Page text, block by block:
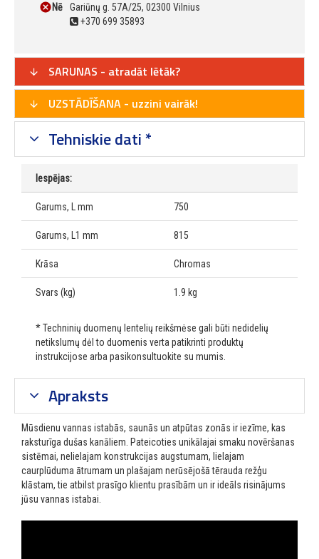
Nē
Gariūnų g. 57A/25, 02300 Vilnius
+370 699 35893
SARUNAS - atradāt lētāk?
UZSTĀDĪŠANA - uzzini vairāk!
Tehniskie dati *
Iespējas:
Garums, L mm 750
Garums, L1 mm 815
Krāsa Chromas
Svars (kg) 1.9 kg
* Techninių duomenų lentelių reikšmėse gali būti nedidelių
netikslumų dėl to duomenis verta patikrinti produktų
instrukcijose arba pasikonsultuokite su mumis.
Apraksts
Mūsdienu vannas istabās, saunās un atpūtas zonās ir iezīme, kas
raksturīga dušas kanāliem. Pateicoties unikālajai smaku novēršanas
sistēmai, nelielajam konstrukcijas augstumam, lielajam
caurplūduma ātrumam un plašajam nerūsējošā tērauda režģu
klāstam, tie atbilst prasīgo klientu prasībām un ir ideāls risinājums
jūsu vannas istabai.